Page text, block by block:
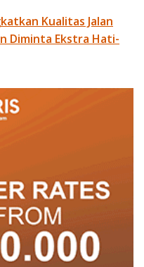
Kualitas Jalan
Diminta Ekstra Hati-